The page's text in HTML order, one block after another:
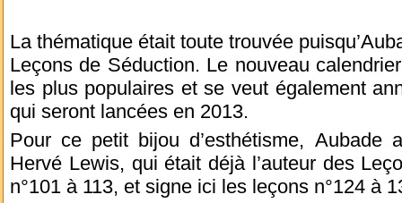
La thématique était toute trouvée
Leçons de Séduction. Le nouveau
les plus populaires et se veut également
qui seront lancées en 2013.
Pour ce petit bijou d’esthétisme, Aubade
Hervé Lewis, qui était déjà l’auteur des
n°101 à 113, et signe ici les leçons n°124 à